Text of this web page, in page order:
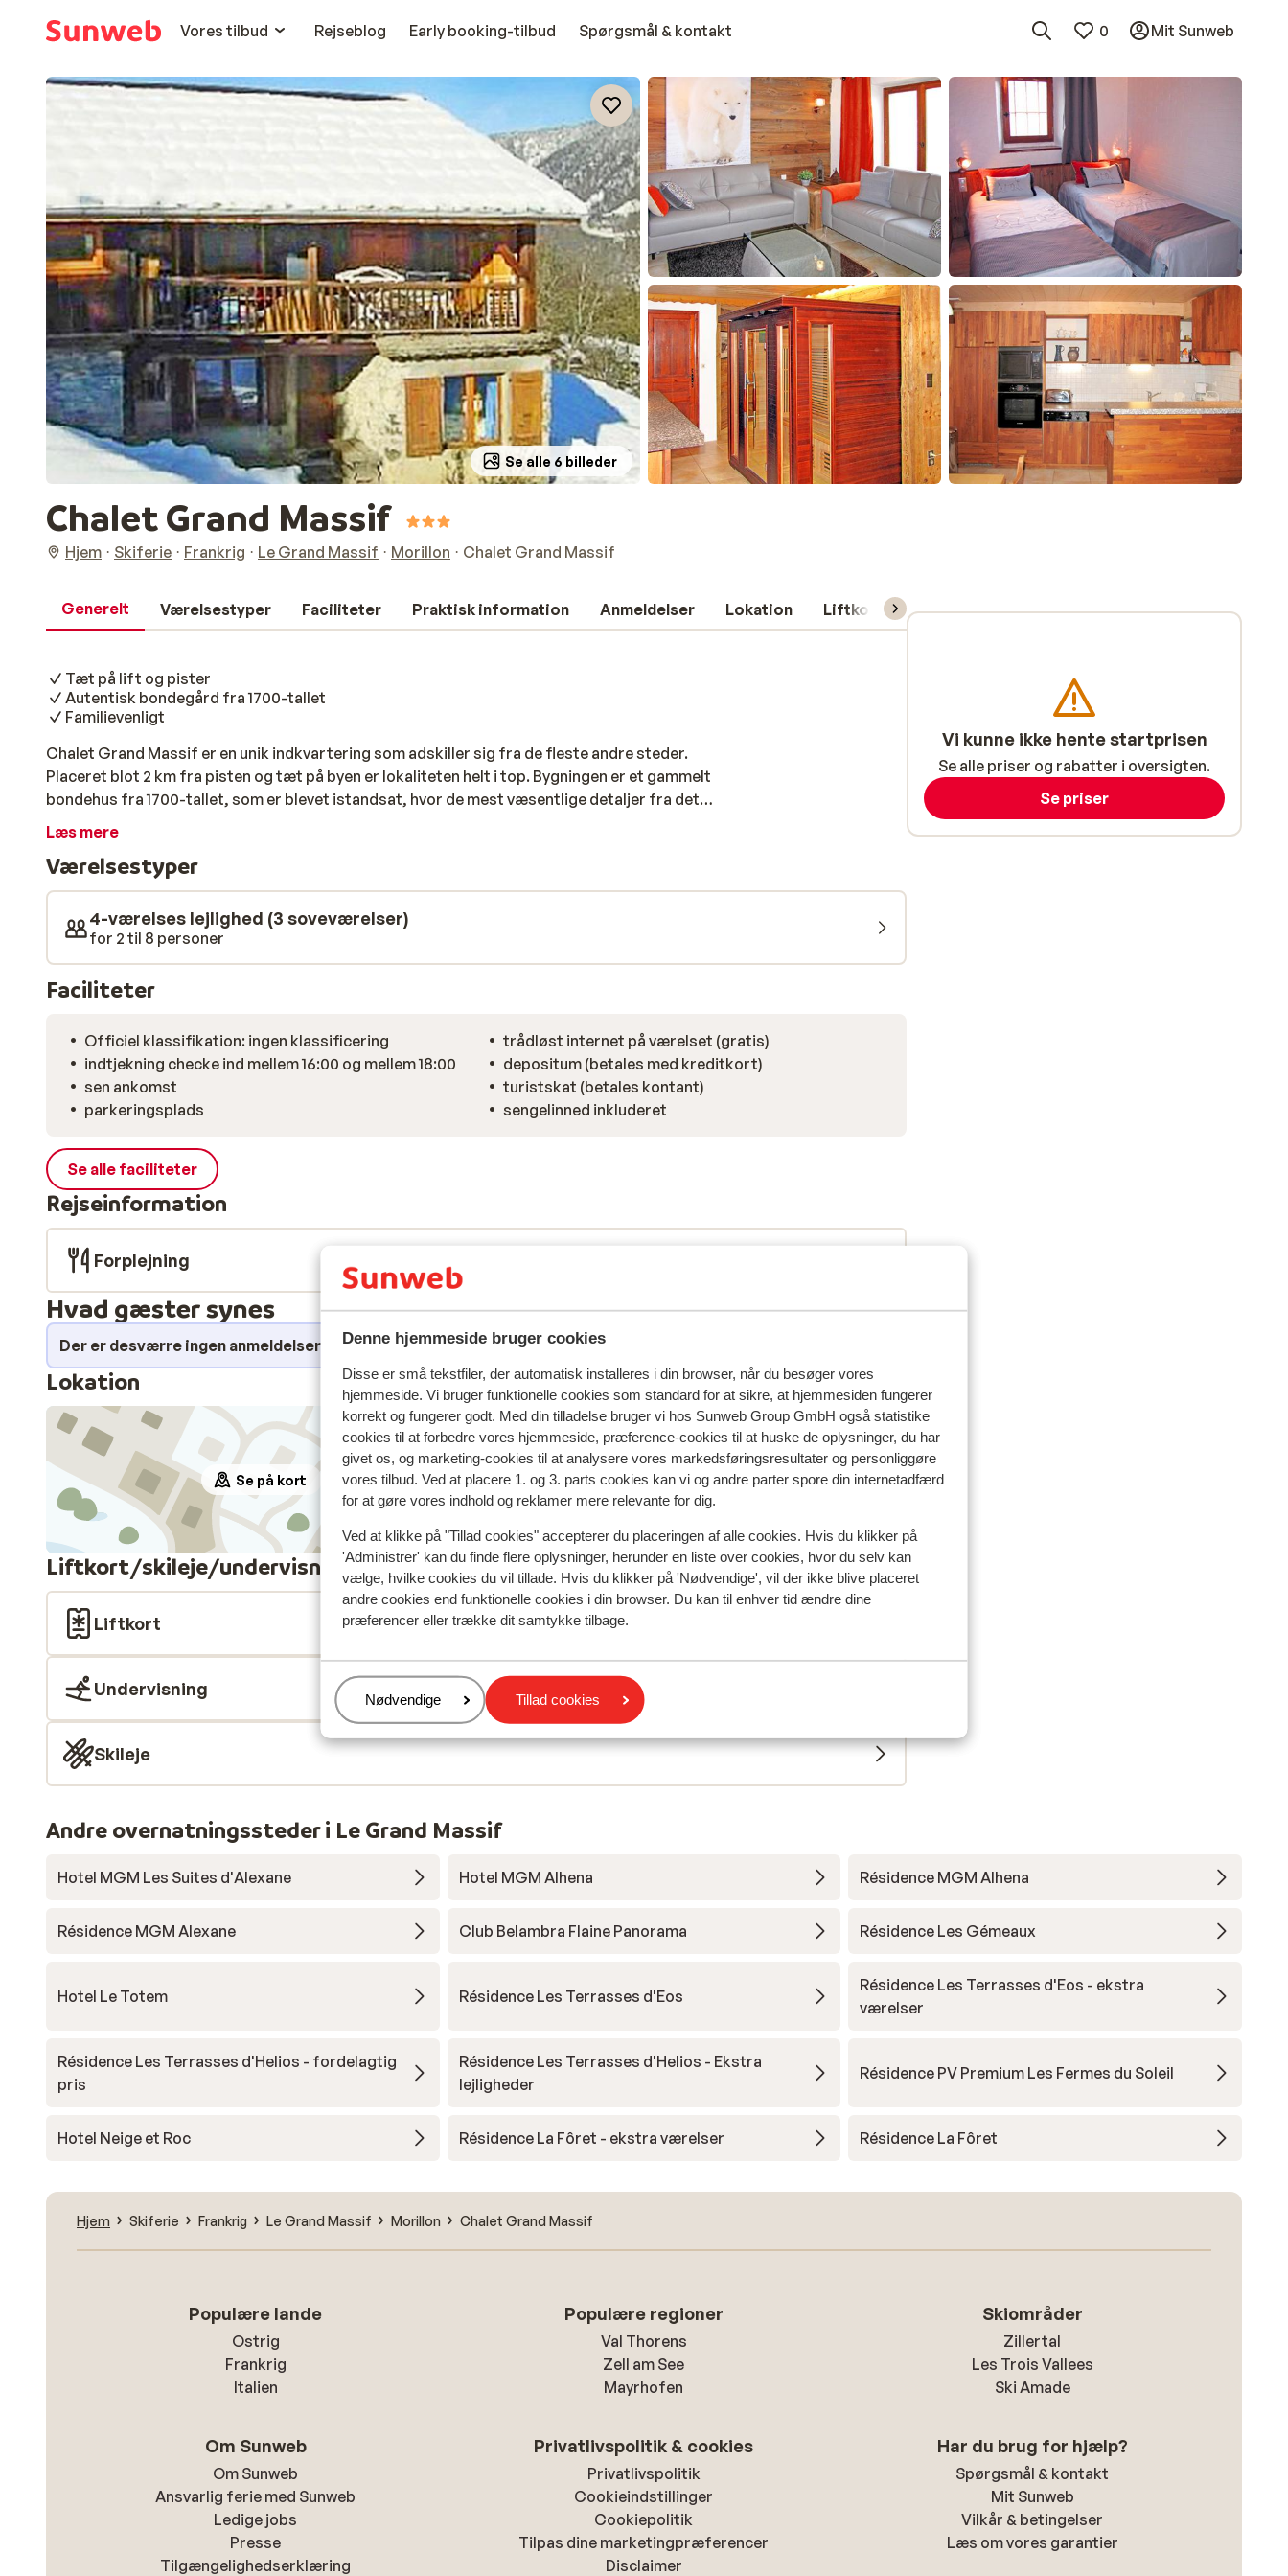
Denne hjemmeside bruger cookies
Disse er små tekstfiler, der automatisk installeres i din browser, når du besøger vores
hjemmeside. Vi bruger funktionelle cookies som standard for at sikre, at hjemmesiden fungerer
korrekt og fungerer godt. Med din tilladelse bruger vi hos Sunweb Group GmbH også statistike
cookies til at forbedre vores hjemmeside, præference-cookies til at huske de oplysninger, du har
givet os, og marketing-cookies til at analysere vores markedsføringsresultater og personliggøre
vores tilbud. Ved at placere 1. og 3. parts cookies kan vi og andre parter spore din internetadfærd
for at gøre vores indhold og reklamer mere relevante for dig.
Ved at klikke på "Tillad cookies" accepterer du placeringen af alle cookies. Hvis du klikker på
'Administrer' kan du finde flere oplysninger, herunder en liste over cookies, hvor du selv kan
vælge, hvilke cookies du vil tillade. Hvis du klikker på 'Nødvendige', vil der ikke blive placeret
andre cookies end funktionelle cookies i din browser. Du kan til enhver tid ændre dine
præferencer eller trække dit samtykke tilbage.
Administrer
Nødvendige Tillad cookies
Vores tilbud
Rejseblog Early booking-tilbud Spørgsmål & kontakt 0 Mit Sunweb
Se alle 6 billeder
Chalet Grand Massif
Hjem Skiferie Frankrig Le Grand Massif Morillon Chalet Grand Massif
Generelt Værelsestyper Faciliteter Praktisk information Anmeldelser Lokation Liftkort/skileje/undervisning
Tæt på lift og pister
Autentisk bondegård fra 1700-tallet
Familievenligt
Chalet Grand Massif er en unik indkvartering som adskiller sig fra de fleste andre steder.
Placeret blot 2 km fra pisten og tæt på byen er lokaliteten helt i top. Bygningen er et gammelt
bondehus fra 1700-tallet, som er blevet istandsat, hvor de mest væsentlige detaljer fra det
oprindelige byggeri er blevet bibeholdt. Indretningen er simpel og funktionel, og med alle vigtige
indkvarteringen findes der en pist der dog kun kan benyttes når der er nok sne. Byen Morillon er
lille, hyggelig og ikke mindst autentisk. Dette er skiferie uden distrahering, et perfekt sted for
familien der elsker skiløb.
Læs mere
Værelsestyper
4-værelses lejlighed (3 soveværelser)
for 2 til 8 personer
Faciliteter
Officiel klassifikation: ingen klassificering
indtjekning checke ind mellem 16:00 og mellem 18:00
sen ankomst
parkeringsplads
trådløst internet på værelset (gratis)
depositum (betales med kreditkort)
turistskat (betales kontant)
sengelinned inkluderet
Se alle faciliteter
Rejseinformation
Forplejning
Hvad gæster synes
Der er desværre ingen anmeldelser for dette overnatningssted i øjeblikket.
Lokation
Se på kort
I området
Afstand til centrum: ca. 2 kilometer
Afstand til skipiste ca. 50 meter
Afstand til skilift ca. 2 kilometer
Liftkort/skileje/undervisning
Liftkort
Undervisning
Skileje
Vi kunne ikke hente startprisen
Se alle priser og rabatter i oversigten.
Se priser
Andre overnatningssteder i Le Grand Massif
Hotel MGM Les Suites d'Alexane Hotel MGM Alhena Résidence MGM Alhena
Résidence MGM Alexane Club Belambra Flaine Panorama Résidence Les Gémeaux
Hotel Le Totem Résidence Les Terrasses d'Eos
Résidence Les Terrasses d'Eos - ekstra
værelser
Résidence Les Terrasses d'Helios - fordelagtig
pris
Résidence Les Terrasses d'Helios - Ekstra
lejligheder
Résidence PV Premium Les Fermes du Soleil
Hotel Neige et Roc Résidence La Fôret - ekstra værelser Résidence La Fôret
Hjem Skiferie Frankrig Le Grand Massif Morillon Chalet Grand Massif
Populære lande
Ostrig
Frankrig
Italien
Populære regioner
Val Thorens
Zell am See
Mayrhofen
Skiområder
Zillertal
Les Trois Vallees
Ski Amade
Om Sunweb
Om Sunweb
Ansvarlig ferie med Sunweb
Ledige jobs
Presse
Tilgængelighedserklæring
Privatlivspolitik & cookies
Privatlivspolitik
Cookieindstillinger
Cookiepolitik
Tilpas dine marketingpræferencer
Disclaimer
Har du brug for hjælp?
Spørgsmål & kontakt
Mit Sunweb
Vilkår & betingelser
Læs om vores garantier